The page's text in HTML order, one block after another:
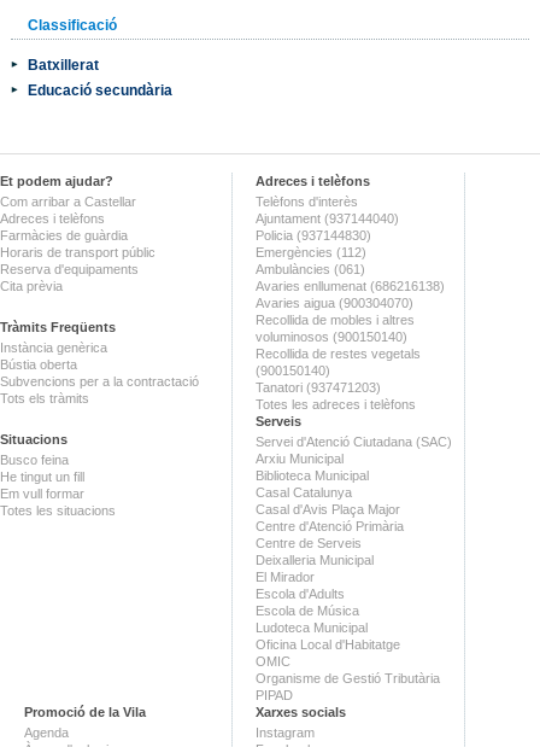
Classificació
Batxillerat
Educació secundària
Et podem ajudar?
Com arribar a Castellar
Adreces i telèfons
Farmàcies de guàrdia
Horaris de transport públic
Reserva d'equipaments
Cita prèvia
Tràmits Freqüents
Instància genèrica
Bústia oberta
Subvencions per a la contractació
Tots els tràmits
Situacions
Busco feina
He tingut un fill
Em vull formar
Totes les situacions
Adreces i telèfons
Telèfons d'interès
Ajuntament (937144040)
Policia (937144830)
Emergències (112)
Ambulàncies (061)
Avaries enllumenat (686216138)
Avaries aigua (900304070)
Recollida de mobles i altres
voluminosos (900150140)
Recollida de restes vegetals
(900150140)
Tanatori (937471203)
Totes les adreces i telèfons
Serveis
Servei d'Atenció Ciutadana (SAC)
Arxiu Municipal
Biblioteca Municipal
Casal Catalunya
Casal d'Avis Plaça Major
Centre d'Atenció Primària
Centre de Serveis
Deixalleria Municipal
El Mirador
Escola d'Adults
Escola de Música
Ludoteca Municipal
Oficina Local d'Habitatge
OMIC
Organisme de Gestió Tributària
PIPAD
Promoció de la Vila
Agenda
Xarxes socials
Instagram